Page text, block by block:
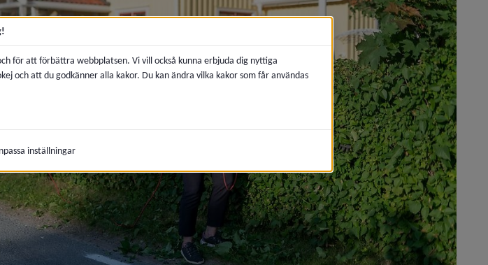
för att förbättra webbplatsen. Vi vill också kunna erbjuda dig nyttiga
och att du godkänner alla kakor. Du kan ändra vilka kakor som får användas
inställningar